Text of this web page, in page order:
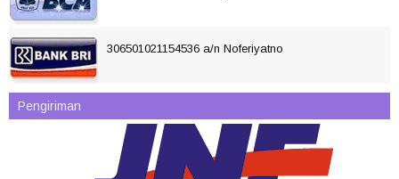
306501021154536 a/n Noferiyatno
Pengiriman